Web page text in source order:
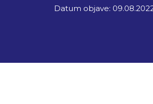
Datum objave: